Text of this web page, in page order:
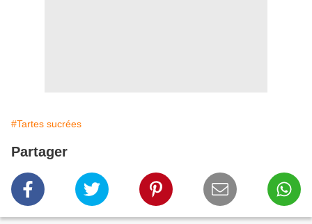
#Tartes sucrées
Partager